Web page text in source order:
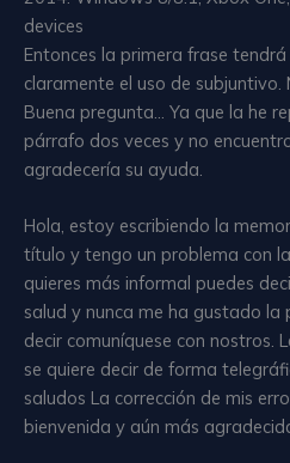
devices
Entonces la primera frase
claramente el uso de subjuntivo.
Buena pregunta… Ya que la he
párrafo dos veces y no
agradecería su ayuda.
Hola, estoy escribiendo la
título y tengo un problema con la
quieres más informal puedes
salud y nunca me ha gustado
decir comuníquese con nostros.
se quiere decir de forma
saludos La corrección de mis
bienvenida y aún más